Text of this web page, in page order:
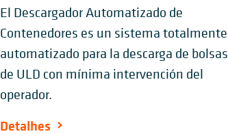
El Descargador Automatizado de
Contenedores es un sistema totalmente
automatizado para la descarga de bolsas
de ULD con mínima intervención del
operador.
Detalhes